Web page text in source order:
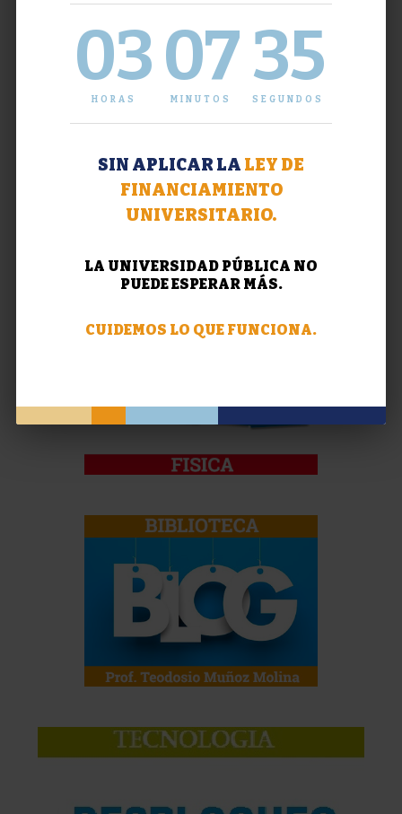
03
HORAS
07
MINUTOS
35
SEGUNDOS
SIN APLICAR LA LEY DE
FINANCIAMIENTO
UNIVERSITARIO.
LA UNIVERSIDAD PÚBLICA NO
PUEDE ESPERAR MÁS.
CUIDEMOS LO QUE FUNCIONA.